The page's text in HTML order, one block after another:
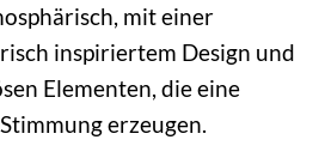
mit einer
inspiriertem Design und
Elementen, die eine
erzeugen.